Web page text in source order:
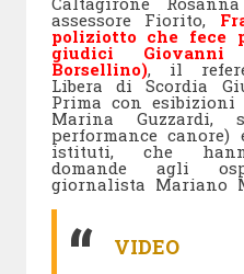
assessore Fiorito,
poliziotto che fece
giudici
Borsellino), il
Libera di Scordia
Prima con
Marina Guzzardi,
performance
istituti, che
domande agli
giornalista Mariano
VIDEO